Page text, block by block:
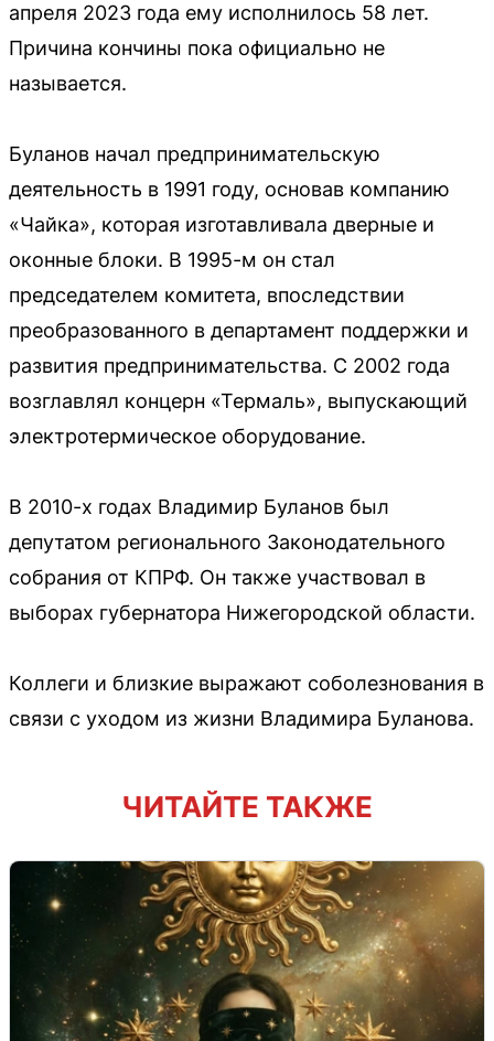
апреля 2023 года ему исполнилось 58 лет.
Причина кончины пока официально не
называется.
Буланов начал предпринимательскую
деятельность в 1991 году, основав компанию
«Чайка», которая изготавливала дверные и
оконные блоки. В 1995-м он стал
председателем комитета, впоследствии
преобразованного в департамент поддержки и
развития предпринимательства. С 2002 года
возглавлял концерн «Термаль», выпускающий
электротермическое оборудование.
В 2010-х годах Владимир Буланов был
депутатом регионального Законодательного
собрания от КПРФ. Он также участвовал в
выборах губернатора Нижегородской области.
Коллеги и близкие выражают соболезнования в
связи с уходом из жизни Владимира Буланова.
ЧИТАЙТЕ ТАКЖЕ